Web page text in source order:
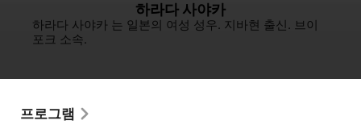
하라다 사야카
하라다 사야카 는 일본의 여성 성우. 지바현 출신. 브이
포크 소속.
프로그램